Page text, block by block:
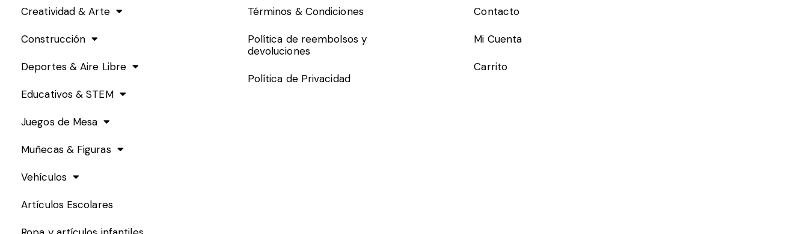
Creatividad & Arte
Construcción
Deportes & Aire Libre
Educativos & STEM
Juegos de Mesa
Muñecas & Figuras
Vehículos
Artículos Escolares
Términos & Condiciones
Política de reembolsos y
devoluciones
Política de Privacidad
Contacto
Mi Cuenta
Carrito